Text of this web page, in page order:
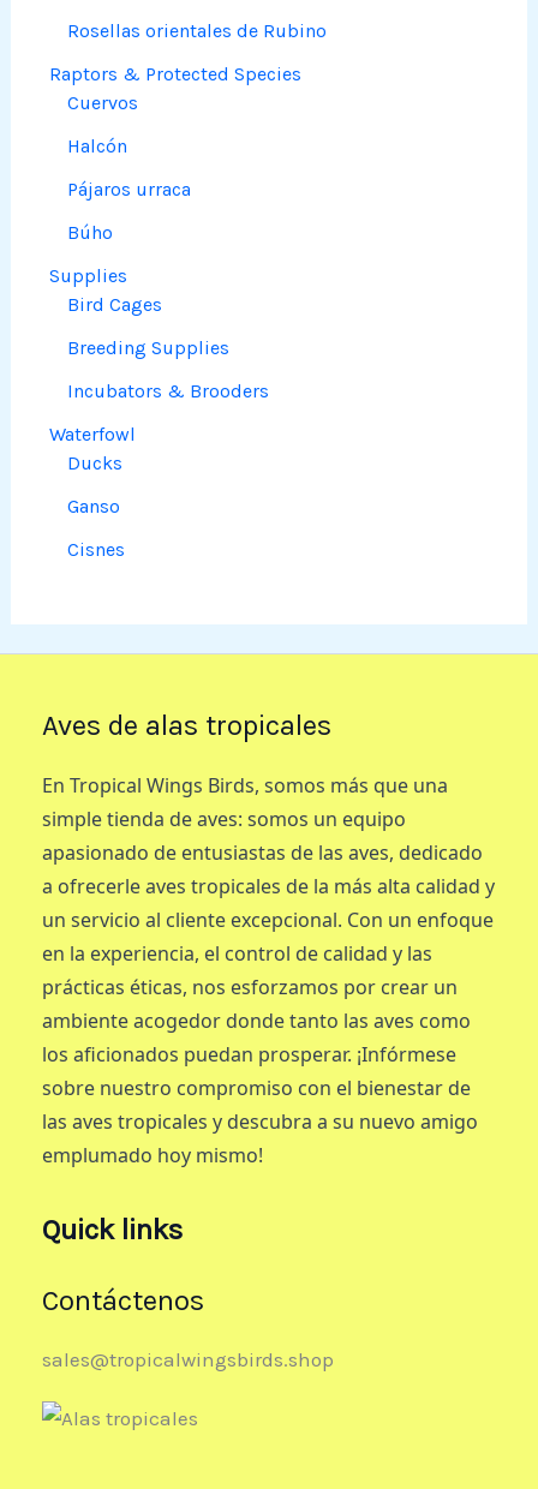
Rosellas orientales de Rubino
Raptors & Protected Species
Cuervos
Halcón
Pájaros urraca
Búho
Supplies
Bird Cages
Breeding Supplies
Incubators & Brooders
Waterfowl
Ducks
Ganso
Cisnes
Aves de alas tropicales
En Tropical Wings Birds, somos más que una
simple tienda de aves: somos un equipo
apasionado de entusiastas de las aves, dedicado
a ofrecerle aves tropicales de la más alta calidad y
un servicio al cliente excepcional. Con un enfoque
en la experiencia, el control de calidad y las
prácticas éticas, nos esforzamos por crear un
ambiente acogedor donde tanto las aves como
los aficionados puedan prosperar. ¡Infórmese
sobre nuestro compromiso con el bienestar de
las aves tropicales y descubra a su nuevo amigo
emplumado hoy mismo!
Quick links
Contáctenos
sales@tropicalwingsbirds.shop